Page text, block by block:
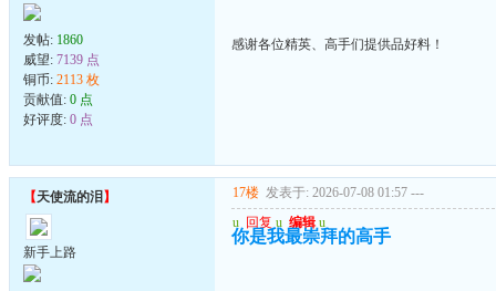
发帖: 1860
威望: 7139 点
铜币: 2113 枚
贡献值: 0 点
好评度: 0 点
感谢各位精英、高手们提供品好料！
【天使流的泪 】
新手上路
17楼 发表于: 2026-07-08 01:57 ---
u 回复 u 编辑 u
你是我最崇拜的高手